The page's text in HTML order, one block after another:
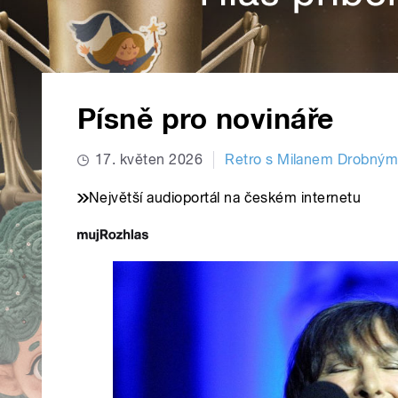
Písně pro novináře
17. květen 2026 Retro s Milanem Drobným
Největší audioportál na českém internetu